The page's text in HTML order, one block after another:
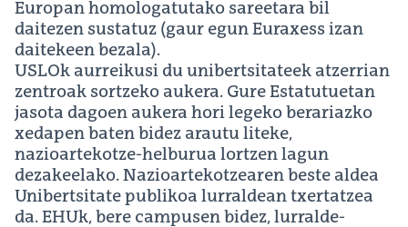
Europan homologatutako sareetara bil
daitezen sustatuz (gaur egun Euraxess izan
daitekeen bezala).
USLOk aurreikusi du unibertsitateek atzerrian
zentroak sortzeko aukera. Gure Estatutuetan
jasota dagoen aukera hori legeko berariazko
xedapen baten bidez arautu liteke,
nazioartekotze-helburua lortzen lagun
dezakeelako. Nazioartekotzearen beste aldea
Unibertsitate publikoa lurraldean txertatzea
da. EHUk, bere campusen bidez, lurralde-